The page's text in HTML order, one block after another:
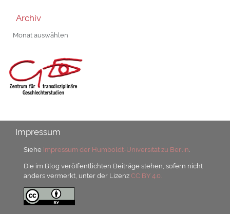
Archiv
Archiv
Impressum
Siehe Impressum der Humboldt-Universität zu Berlin
Die im Blog veröffentlichten Beiträge stehen, sofern nicht
anders vermerkt, unter der LizenzCC BY 4.0.